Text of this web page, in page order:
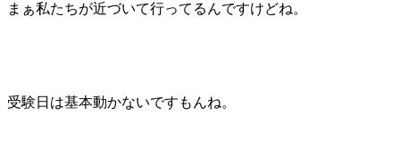
まぁ私たちが近づいて行ってるんですけどね。
受験日は基本動かないですもんね。